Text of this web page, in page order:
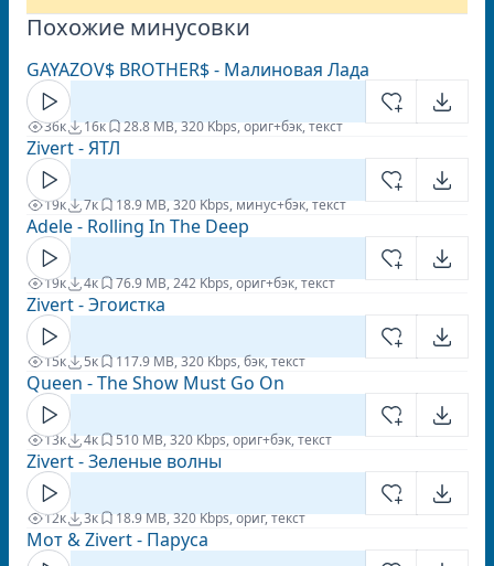
Похожие минусовки
GAYAZOV$ BROTHER$ - Малиновая Лада
36к 16к 28.8 MB, 320 Kbps, ориг+бэк, текст
Zivert - ЯТЛ
19к 7к 18.9 MB, 320 Kbps, минус+бэк, текст
Adele - Rolling In The Deep
19к 4к 76.9 MB, 242 Kbps, ориг+бэк, текст
Zivert - Эгоистка
15к 5к 117.9 MB, 320 Kbps, бэк, текст
Queen - The Show Must Go On
13к 4к 510 MB, 320 Kbps, ориг+бэк, текст
Zivert - Зеленые волны
12к 3к 18.9 MB, 320 Kbps, ориг, текст
Мот & Zivert - Паруса